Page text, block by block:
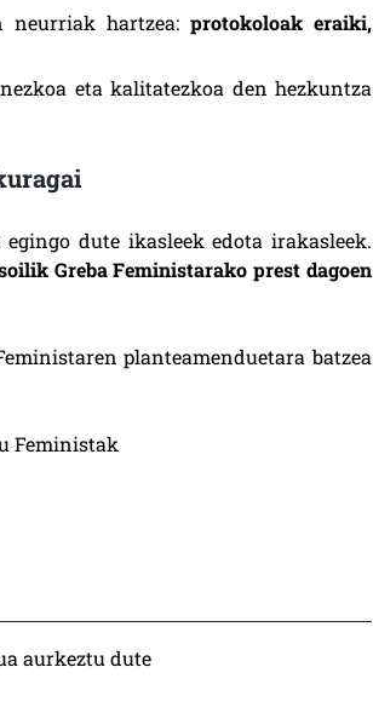
neurriak hartzea:protokoloak eraiki,
eta kalitatezkoa den hezkuntza
dute ikasleek edota irakasleek.
Greba Feministarako prest dagoen
planteamenduetara batzea
Feministak
aurkeztu dute